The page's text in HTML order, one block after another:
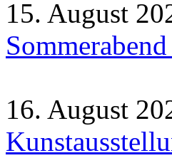
15. August
16. August